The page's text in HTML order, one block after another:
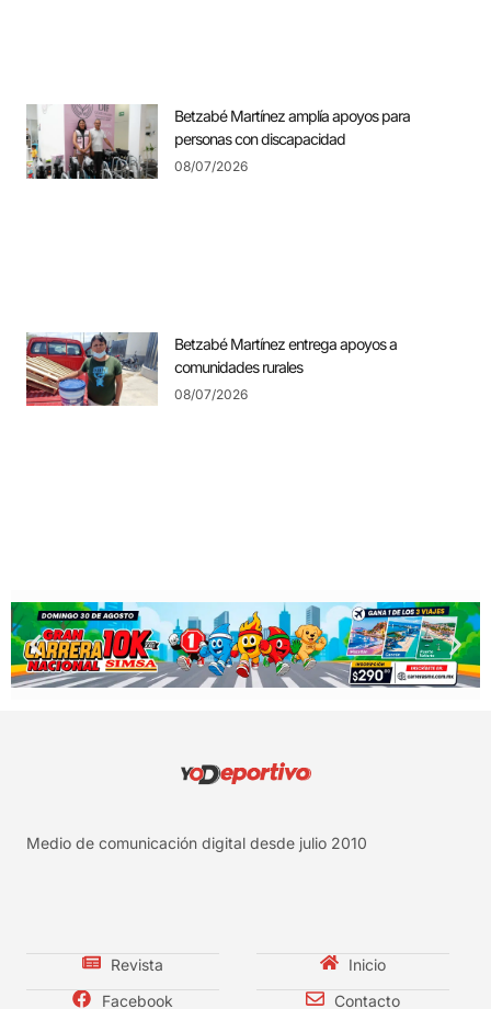
Betzabé Martínez amplía apoyos para
personas con discapacidad
08/07/2026
Betzabé Martínez entrega apoyos a
comunidades rurales
08/07/2026
Medio de comunicación digital desde julio 2010
Revista
Facebook
Inicio
Contacto